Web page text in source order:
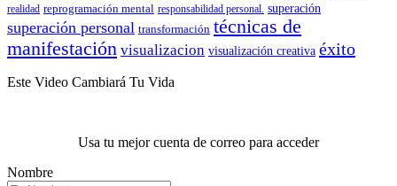
realidad reprogramación mental responsabilidad personal. superación
superación personal transformación técnicas de
manifestación visualizacion visualización creativa éxito
Este Video Cambiará Tu Vida
Usa tu mejor cuenta de correo para acceder
Nombre